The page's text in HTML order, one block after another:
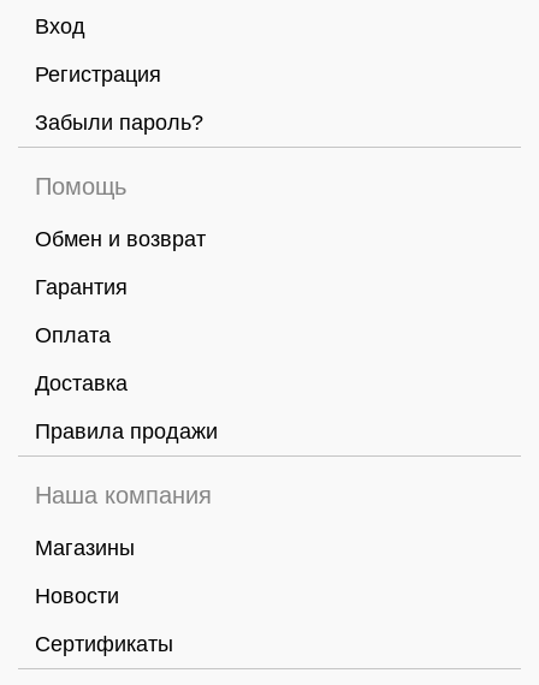
Вход
Регистрация
Забыли пароль?
Помощь
Обмен и возврат
Гарантия
Оплата
Доставка
Правила продажи
Наша компания
Магазины
Новости
Сертификаты